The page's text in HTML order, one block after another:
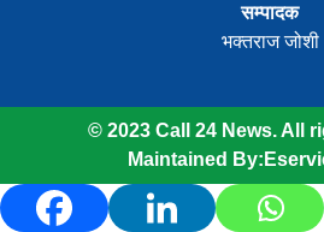
सम्पादक
भक्तराज जोशी
© 2023 Call 24 News. All
Maintained By: